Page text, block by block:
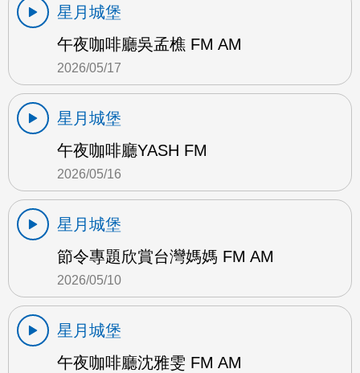
星月城堡
午夜咖啡廳吳孟樵 FM AM
2026/05/17
星月城堡
午夜咖啡廳YASH FM
2026/05/16
星月城堡
節令專題欣賞台灣媽媽 FM AM
2026/05/10
星月城堡
午夜咖啡廳沈雅雯 FM AM